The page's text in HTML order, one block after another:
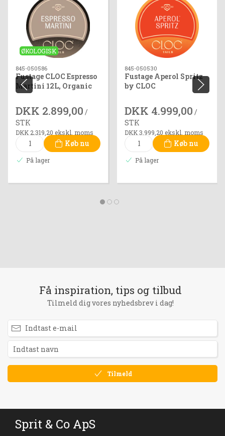
ØKOLOGISK
845-050586
Fustage CLOC Espresso
Martini 12L, Organic
DKK 2.899,00 /
STK
DKK 2.319,20 ekskl. moms
Køb nu
På lager
845-050530
Fustage Aperol Spritz
by CLOC
DKK 4.999,00 /
STK
DKK 3.999,20 ekskl. moms
Køb nu
På lager
Få inspiration, tips og tilbud
Tilmeld dig vores nyhedsbrev i dag!
Tilmeld
Sprit & Co ApS